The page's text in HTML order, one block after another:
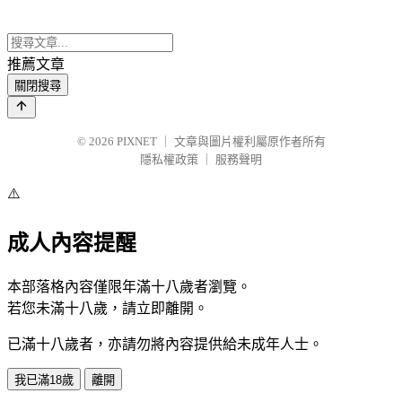
推薦文章
關閉搜尋
© 2026 PIXNET
文章與圖片權利屬原作者所有
隱私權政策
服務聲明
⚠️
成人內容提醒
本部落格內容僅限年滿十八歲者瀏覽。
若您未滿十八歲，請立即離開。
已滿十八歲者，亦請勿將內容提供給未成年人士。
我已滿18歲 離開